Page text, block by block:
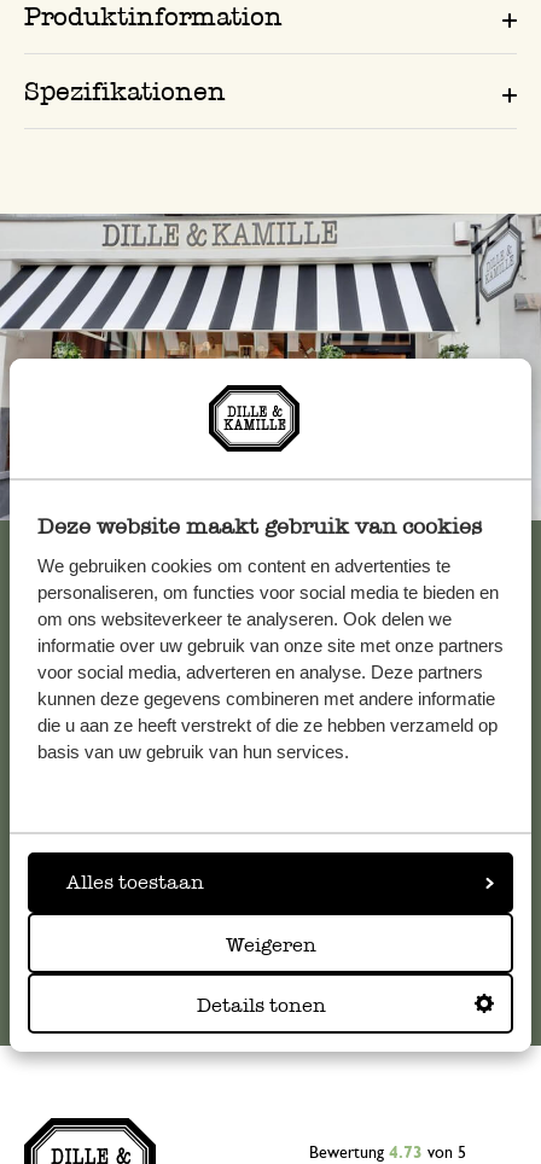
Deze website maakt gebruik van cookies
We gebruiken cookies om content en advertenties te
personaliseren, om functies voor social media te bieden en
om ons websiteverkeer te analyseren. Ook delen we
informatie over uw gebruik van onze site met onze partners
voor social media, adverteren en analyse. Deze partners
kunnen deze gegevens combineren met andere informatie
die u aan ze heeft verstrekt of die ze hebben verzameld op
basis van uw gebruik van hun services.
Alles toestaan
Weigeren
Details tonen
Produktinformation
Spezifikationen
Kundenservice/Hilfe
Falls Sie Fragen haben oder Tipps und Hilfe brauchen, wenden
Sie sich bitte an unseren Kundenservice. Oder lesen Sie hier
Online-Kundenservice
Bewertung 4.73 von 5